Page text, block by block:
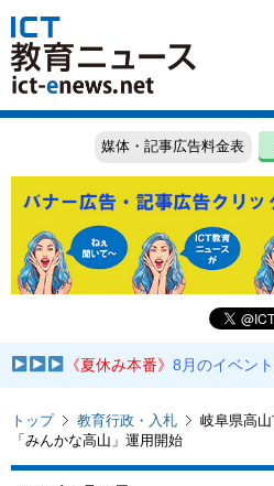
媒体・記事広告料金表
《夏休み本番》8月のイベン
トップ 教育行政・入札
岐阜県高
「みんかな高山」運用開始